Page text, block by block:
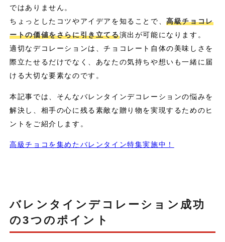
ではありません。
ちょっとしたコツやアイデアを知ることで、高級チョコレ
ートの価値をさらに引き立てる演出が可能になります。
適切なデコレーションは、チョコレート自体の美味しさを
際立たせるだけでなく、あなたの気持ちや想いも一緒に届
ける大切な要素なのです。
本記事では、そんなバレンタインデコレーションの悩みを
解決し、相手の心に残る素敵な贈り物を実現するためのヒ
ントをご紹介します。
高級チョコを集めたバレンタイン特集実施中！
バレンタインデコレーション成功
の3つのポイント